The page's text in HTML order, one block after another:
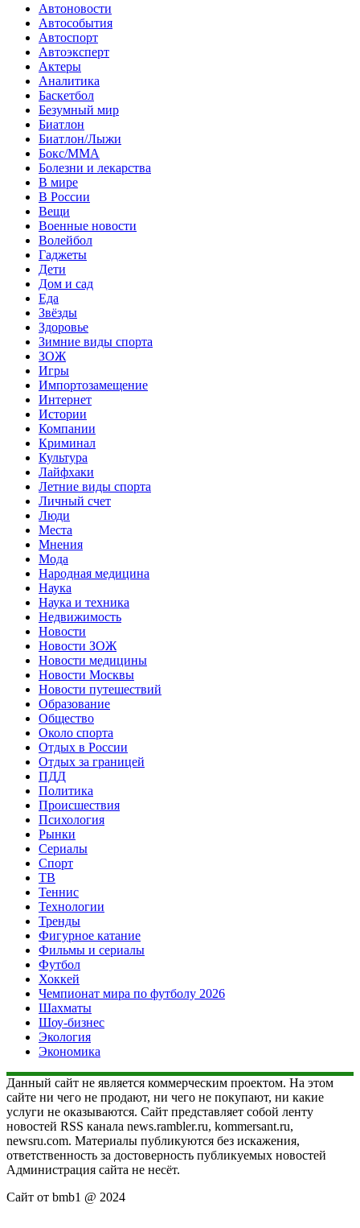
Автоновости
Автособытия
Автоспорт
Автоэксперт
Актеры
Аналитика
Баскетбол
Безумный мир
Биатлон
Биатлон/Лыжи
Бокс/MMA
Болезни и лекарства
В мире
В России
Вещи
Военные новости
Волейбол
Гаджеты
Дети
Дом и сад
Еда
Звёзды
Здоровье
Зимние виды спорта
ЗОЖ
Игры
Импортозамещение
Интернет
Истории
Компании
Криминал
Культура
Лайфхаки
Летние виды спорта
Личный счет
Люди
Места
Мнения
Мода
Народная медицина
Наука
Наука и техника
Недвижимость
Новости
Новости ЗОЖ
Новости медицины
Новости Москвы
Новости путешествий
Образование
Общество
Около спорта
Отдых в России
Отдых за границей
ПДД
Политика
Происшествия
Психология
Рынки
Сериалы
Спорт
ТВ
Теннис
Технологии
Тренды
Фигурное катание
Фильмы и сериалы
Футбол
Хоккей
Чемпионат мира по футболу 2026
Шахматы
Шоу-бизнес
Экология
Экономика
Данный сайт не является коммерческим проектом. На этом
сайте ни чего не продают, ни чего не покупают, ни какие
услуги не оказываются. Сайт представляет собой ленту
новостей RSS канала news.rambler.ru, kommersant.ru,
newsru.com. Материалы публикуются без искажения,
ответственность за достоверность публикуемых новостей
Администрация сайта не несёт.
Сайт от bmb1 @ 2024